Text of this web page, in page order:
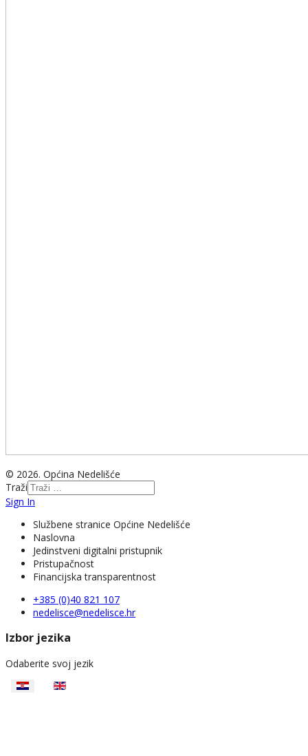
© 2026. Općina Nedelišće
Traži
Sign In
Službene stranice Općine Nedelišće
Naslovna
Jedinstveni digitalni pristupnik
Pristupačnost
Financijska transparentnost
+385 (0)40 821 107
nedelisce@nedelisce.hr
Izbor jezika
Odaberite svoj jezik